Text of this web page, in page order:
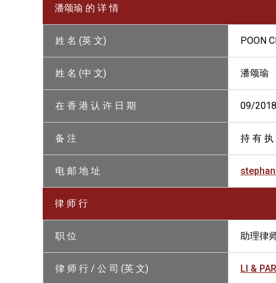
潘颂瑜 的 详 情
姓 名 (英 文) POON
姓 名 (中 文) 潘颂瑜
在 香 港 认 许 日 期 09/2018
备 注 持 有 执
电 邮 地 址
律 师 行
职 位 助理律
律 师 行 / 公 司 (英 文) LI &